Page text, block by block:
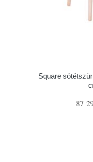
Square
87